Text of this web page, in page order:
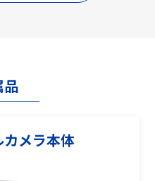
品
メラ本体